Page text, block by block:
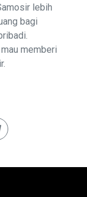
lebih
bagi
memberi